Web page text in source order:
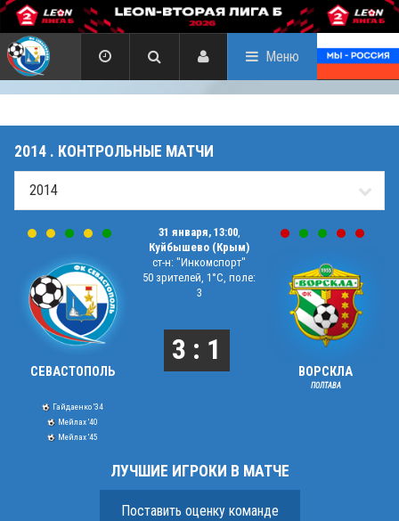
Меню
2014 . КОНТРОЛЬНЫЕ МАТЧИ
СЕВАСТОПОЛЬ
Гайдаенко '34
Мейлах '40
Мейлах '45
31 января, 13:00,
Куйбышево (Крым)
ст-н: "Инкомспорт"
50 зрителей, 1°C, поле:
3
3 : 1
ВОРСКЛА
ПОЛТАВА
ЛУЧШИЕ ИГРОКИ В МАТЧЕ
Поставить оценку команде